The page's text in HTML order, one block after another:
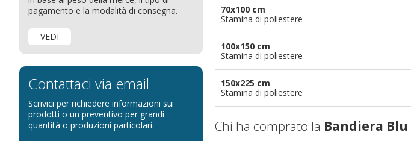
Bandiere per autosaloni
Bandiere Palio
Bandiere per enti pubblici
Bandiere per riserve naturali e parchi
Bandiere per musicisti
pagamento e la modalità di consegna.
VEDI
Contattaci via email
Scrivici per richiedere informazioni sui
prodotti o un preventivo per grandi
quantità o produzioni particolari.
70x100 cm
Stamina di poliestere
100x150 cm
Stamina di poliestere
150x225 cm
Stamina di poliestere
Chi ha comprato la Bandiera Blu